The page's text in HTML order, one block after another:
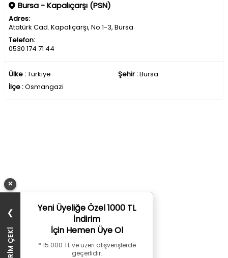
Bursa - Kapalıçarşı (PSN)
Adres:
Atatürk Cad. Kapalıçarşı, No:1-3, Bursa
Telefon:
0530 174 71 44
Ülke :Türkiye Şehir :Bursa
İlçe :Osmangazi
×
❯
Yeni Üyeliğe Özel 1000 TL
İndirim
İçin Hemen Üye Ol
* 15.000 TL ve üzeri alışverişlerde
geçerlidir.